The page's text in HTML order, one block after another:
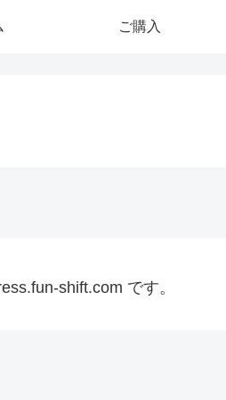
ご購入
shift.com です。